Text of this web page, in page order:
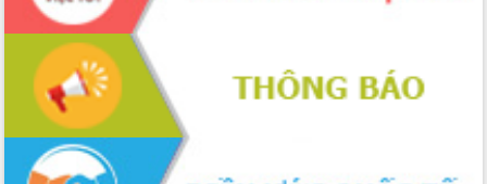
Đảm bảo cuộc bầu cử đại biểu Quốc
hội và đại biểu HĐND các cấp diễn ra
an toàn, hiệu quả, đúng quy định
Thủ tướng Chính phủ Phạm Minh Chính
kiểm tra, chỉ đạo hoàn thành các dự
án cao tốc và thăm khu tái định cư tại
Đắk Lắk
Sôi nổi Hội đua ngựa truyền thống Gò